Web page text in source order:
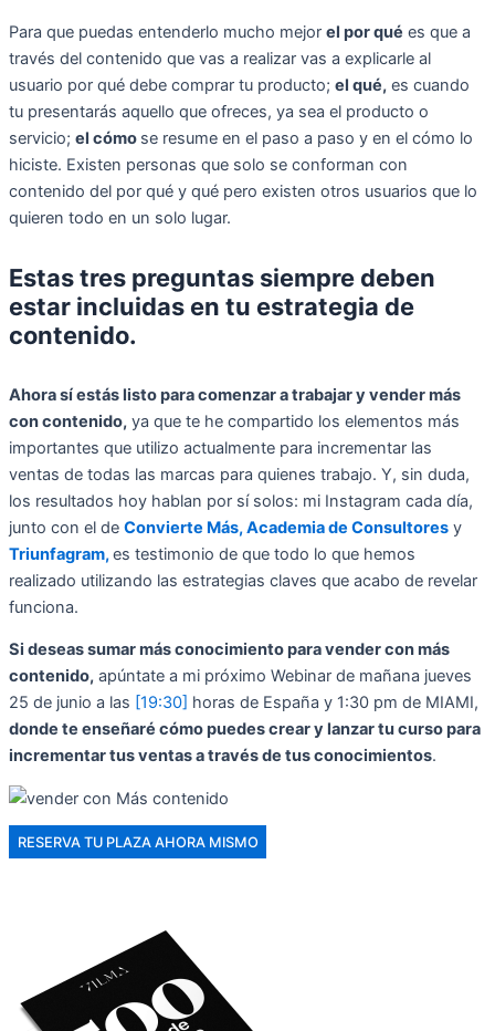
Para que puedas entenderlo mucho mejor el por qué es que a
través del contenido que vas a realizar vas a explicarle al
usuario por qué debe comprar tu producto; el qué, es cuando
tu presentarás aquello que ofreces, ya sea el producto o
servicio; el cómo se resume en el paso a paso y en el cómo lo
hiciste. Existen personas que solo se conforman con
contenido del por qué y qué pero existen otros usuarios que lo
quieren todo en un solo lugar.
Estas tres preguntas siempre deben
estar incluidas en tu estrategia de
contenido.
Ahora sí estás listo para comenzar a trabajar y vender más
con contenido, ya que te he compartido los elementos más
importantes que utilizo actualmente para incrementar las
ventas de todas las marcas para quienes trabajo. Y, sin duda,
los resultados hoy hablan por sí solos: mi Instagram cada día,
junto con el de Convierte Más,Academia de Consultores y
Triunfagram,es testimonio de que todo lo que hemos
realizado utilizando las estrategias claves que acabo de revelar
funciona.
Si deseas sumar más conocimiento para vender con más
contenido, apúntate a mi próximo Webinar de mañana jueves
25 de junio a las [19:30] horas de España y 1:30 pm de MIAMI,
donde te enseñaré cómo puedes crear y lanzar tu curso para
incrementar tus ventas a través de tus conocimientos.
RESERVA TU PLAZA AHORA MISMO